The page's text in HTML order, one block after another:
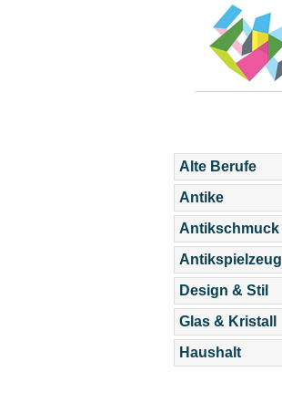
Alte Berufe
Antike
Antikschmuck
Antikspielzeug
Design & Stil
Glas & Kristall
Haushalt